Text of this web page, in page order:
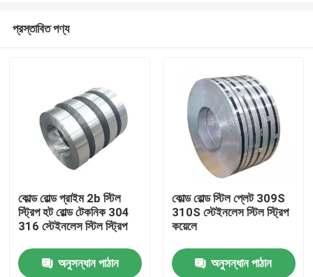
প্রস্তাবিত পণ্য
কোল্ড রোল্ড প্রাইম 2b স্টিল
স্ট্রিপ হট রোল্ড টেকনিক 304
316 স্টেইনলেস স্টিল স্ট্রিপ
অনুসন্ধান পাঠান
কোল্ড রোল্ড স্টিল প্লেট 309S
310S স্টেইনলেস স্টিল স্ট্রিপ
কয়েলে
অনুসন্ধান পাঠান